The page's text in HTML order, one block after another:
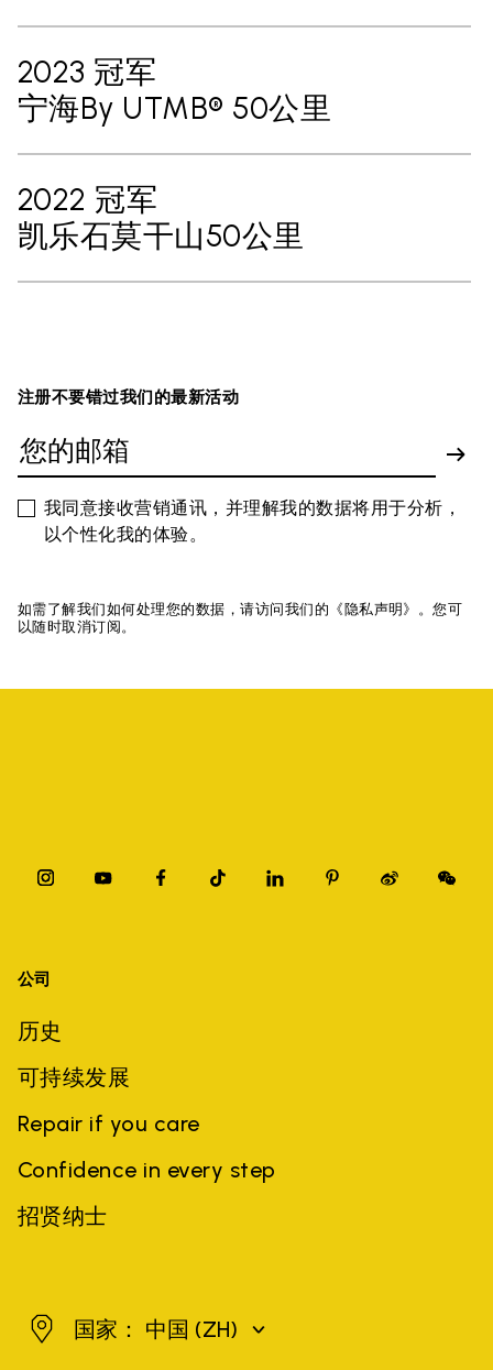
2023 冠军
宁海By UTMB® 50公里
2022 冠军
凯乐石莫干山50公里
注册不要错过我们的最新活动
我同意接收营销通讯，并理解我的数据将用于分析，
以个性化我的体验。
如需了解我们如何处理您的数据，请访问我们的《隐私声明》。您可
以随时取消订阅。
公司
历史
可持续发展
Repair if you care
Confidence in every step
招贤纳士
中国 国家： 中国 (ZH)